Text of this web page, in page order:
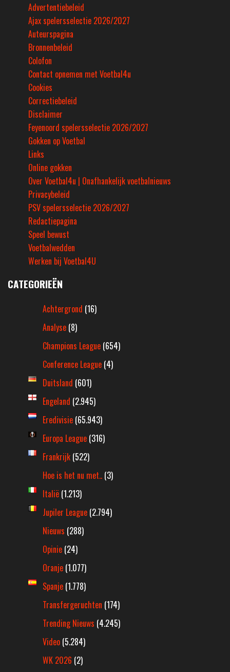
Advertentiebeleid
Ajax spelersselectie 2026/2027
Auteurspagina
Bronnenbeleid
Colofon
Contact opnemen met Voetbal4u
Cookies
Correctiebeleid
Disclaimer
Feyenoord spelersselectie 2026/2027
Gokken op Voetbal
Links
Online gokken
Over Voetbal4u | Onafhankelijk voetbalnieuws
Privacybeleid
PSV spelersselectie 2026/2027
Redactiepagina
Speel bewust
Voetbalwedden
Werken bij Voetbal4U
CATEGORIEËN
Achtergrond (16)
Analyse (8)
Champions League (654)
Conference League (4)
Duitsland (601)
Engeland (2.945)
Eredivisie (65.943)
Europa League (316)
Frankrijk (522)
Hoe is het nu met.. (3)
Italië (1.213)
Jupiler League (2.794)
Nieuws (288)
Opinie (24)
Oranje (1.077)
Spanje (1.778)
Transfergeruchten (174)
Trending Nieuws (4.245)
Video (5.284)
WK 2026 (2)